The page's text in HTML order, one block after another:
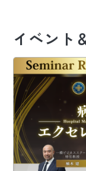
イベント